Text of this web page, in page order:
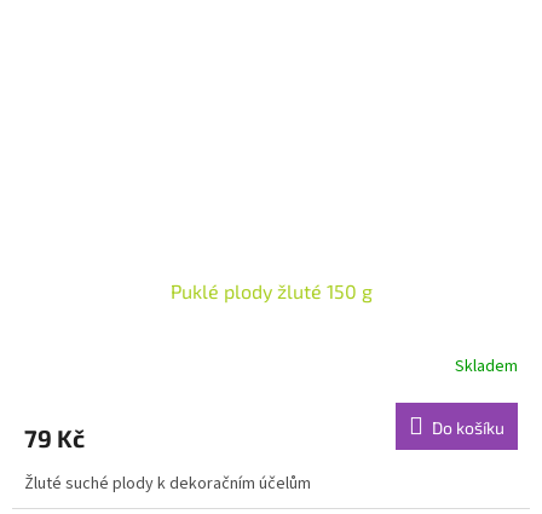
Puklé plody žluté 150 g
Skladem
79 Kč Do košíku
Žluté suché plody k dekoračním účelům